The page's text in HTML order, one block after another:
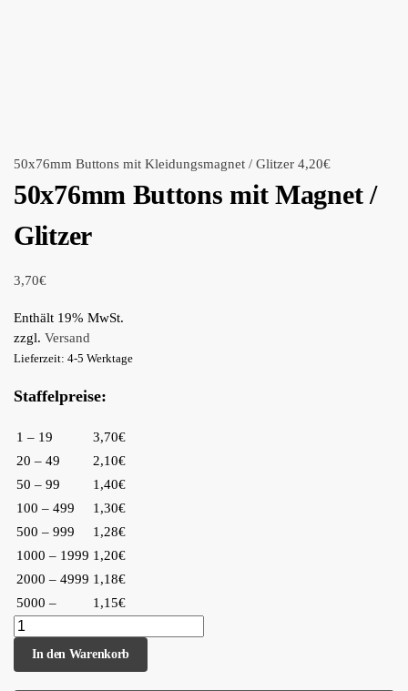
50x76mm Buttons mit Kleidungsmagnet / Glitzer 4,20€
50x76mm Buttons mit Magnet /
Glitzer
3,70€
Enthält 19% MwSt.
zzgl. Versand
Lieferzeit: 4-5 Werktage
Staffelpreise:
1 – 19
3,70€
20 – 49
2,10€
50 – 99
1,40€
100 – 499
1,30€
500 – 999
1,28€
1000 – 1999 1,20€
2000 – 4999 1,18€
5000 –
1,15€
In den Warenkorb